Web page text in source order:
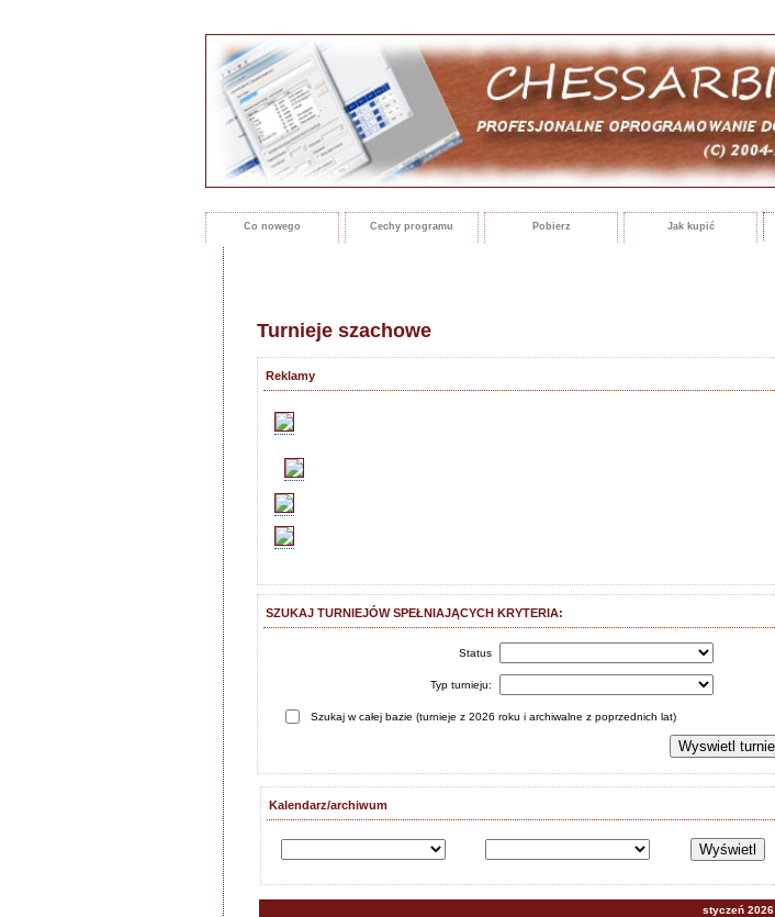
Co nowego Cechy programu Pobierz Jak kupić
Turnieje szachowe
Reklamy
SZUKAJ TURNIEJÓW SPEŁNIAJĄCYCH KRYTERIA:
Status
Typ turnieju:
Szukaj w całej bazie (turnieje z 2026 roku i archiwalne z poprzednich lat)
Kalendarz/archiwum
styczeń 2026